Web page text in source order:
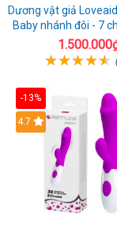
Dương vật giả
Baby nhánh đôi - 7
sạc điện
-13%
4.7